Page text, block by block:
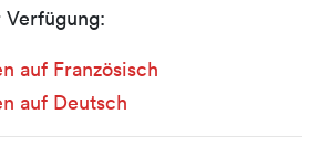
auf Französisch
auf Deutsch